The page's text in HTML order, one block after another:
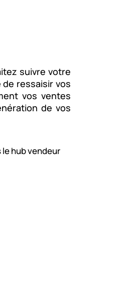
suivre votre
ressaisir vos
vos ventes
de vos
hub vendeur